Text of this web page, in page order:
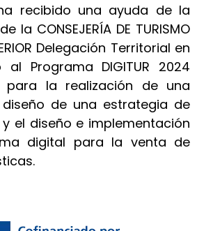
recibido una ayuda de la
la CONSEJERÍA DE TURISMO
Delegación Territorial en
Programa DIGITUR 2024
para la realización de una
de una estrategia de
el diseño e implementación
digital para la venta de